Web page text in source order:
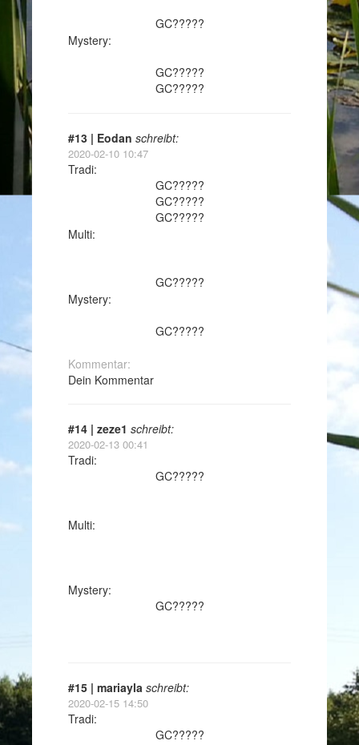
GC?????
Mystery:
GC?????
GC?????
#13 | Eodan schreibt:
2020-02-10 10:47
Tradi:
GC?????
GC?????
GC?????
Multi:
GC?????
Mystery:
GC?????
Kommentar:
Dein Kommentar
#14 | zeze1 schreibt:
2020-02-13 00:41
Tradi:
GC?????
Multi:
Mystery:
GC?????
#15 | mariayla schreibt:
2020-02-15 14:50
Tradi:
GC?????